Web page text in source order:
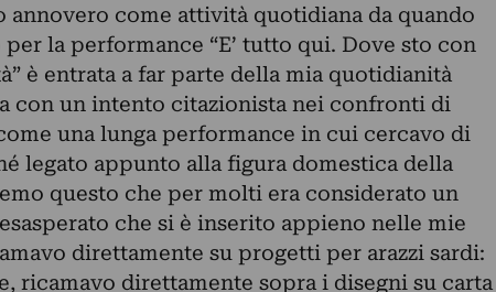
annovero come attività quotidiana da quando
la performance “E’ tutto qui. Dove sto con
è entrata a far parte della mia quotidianità
con un intento citazionista nei confronti di
una lunga performance in cui cercavo di
legato appunto alla figura domestica della
questo che per molti era considerato un
che si è inserito appieno nelle mie
direttamente su progetti per arazzi sardi:
ricamavo direttamente sopra i disegni su carta